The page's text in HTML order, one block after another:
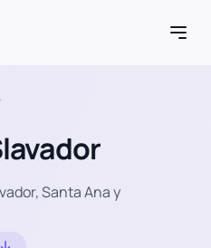
Santa Ana y